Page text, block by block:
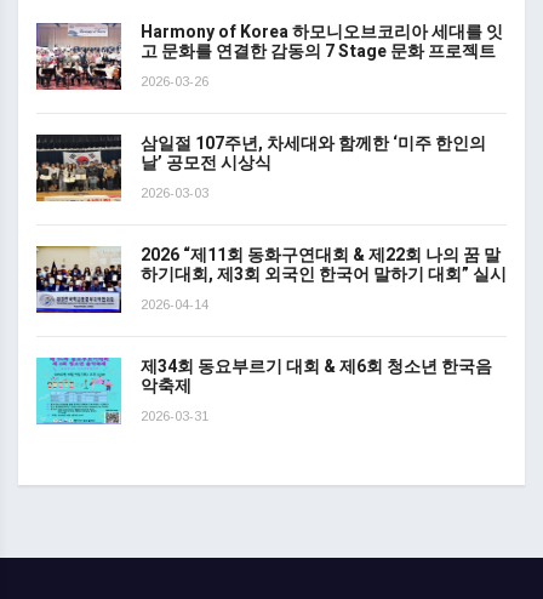
Harmony of Korea 하모니오브코리아 세대를 잇
고 문화를 연결한 감동의 7 Stage 문화 프로젝트
2026-03-26
삼일절 107주년, 차세대와 함께한 ‘미주 한인의
날’ 공모전 시상식
2026-03-03
2026 “제11회 동화구연대회 & 제22회 나의 꿈 말
하기대회, 제3회 외국인 한국어 말하기 대회” 실시
2026-04-14
제34회 동요부르기 대회 & 제6회 청소년 한국음
악축제
2026-03-31